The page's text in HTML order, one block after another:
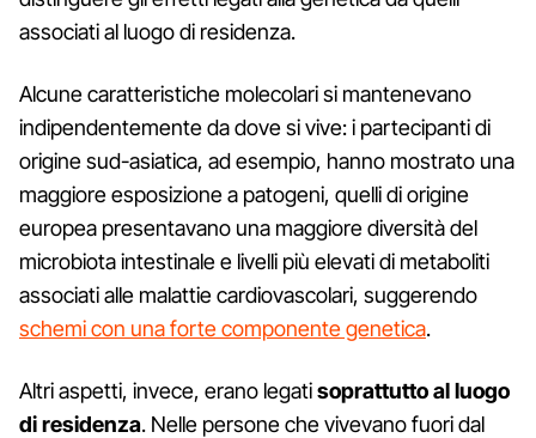
associati al luogo di residenza.
Alcune caratteristiche molecolari si mantenevano
indipendentemente da dove si vive: i partecipanti di
origine sud-asiatica, ad esempio, hanno mostrato una
maggiore esposizione a patogeni, quelli di origine
europea presentavano una maggiore diversità del
microbiota intestinale e livelli più elevati di metaboliti
associati alle malattie cardiovascolari, suggerendo
schemi con una forte componente genetica.
Altri aspetti, invece, erano legatisoprattutto al luogo
di residenza. Nelle persone che vivevano fuori dal